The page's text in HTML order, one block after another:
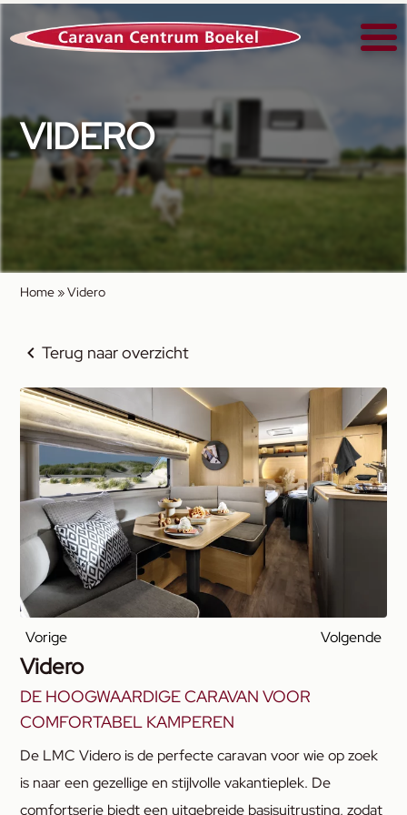
VIDERO
Home »Videro
Terug naar overzicht
Vorige Volgende
Videro
DE HOOGWAARDIGE CARAVAN VOOR
COMFORTABEL KAMPEREN
De LMC Videro is de perfecte caravan voor wie op zoek
is naar een gezellige en stijlvolle vakantieplek. De
comfortserie biedt een uitgebreide basisuitrusting, zodat